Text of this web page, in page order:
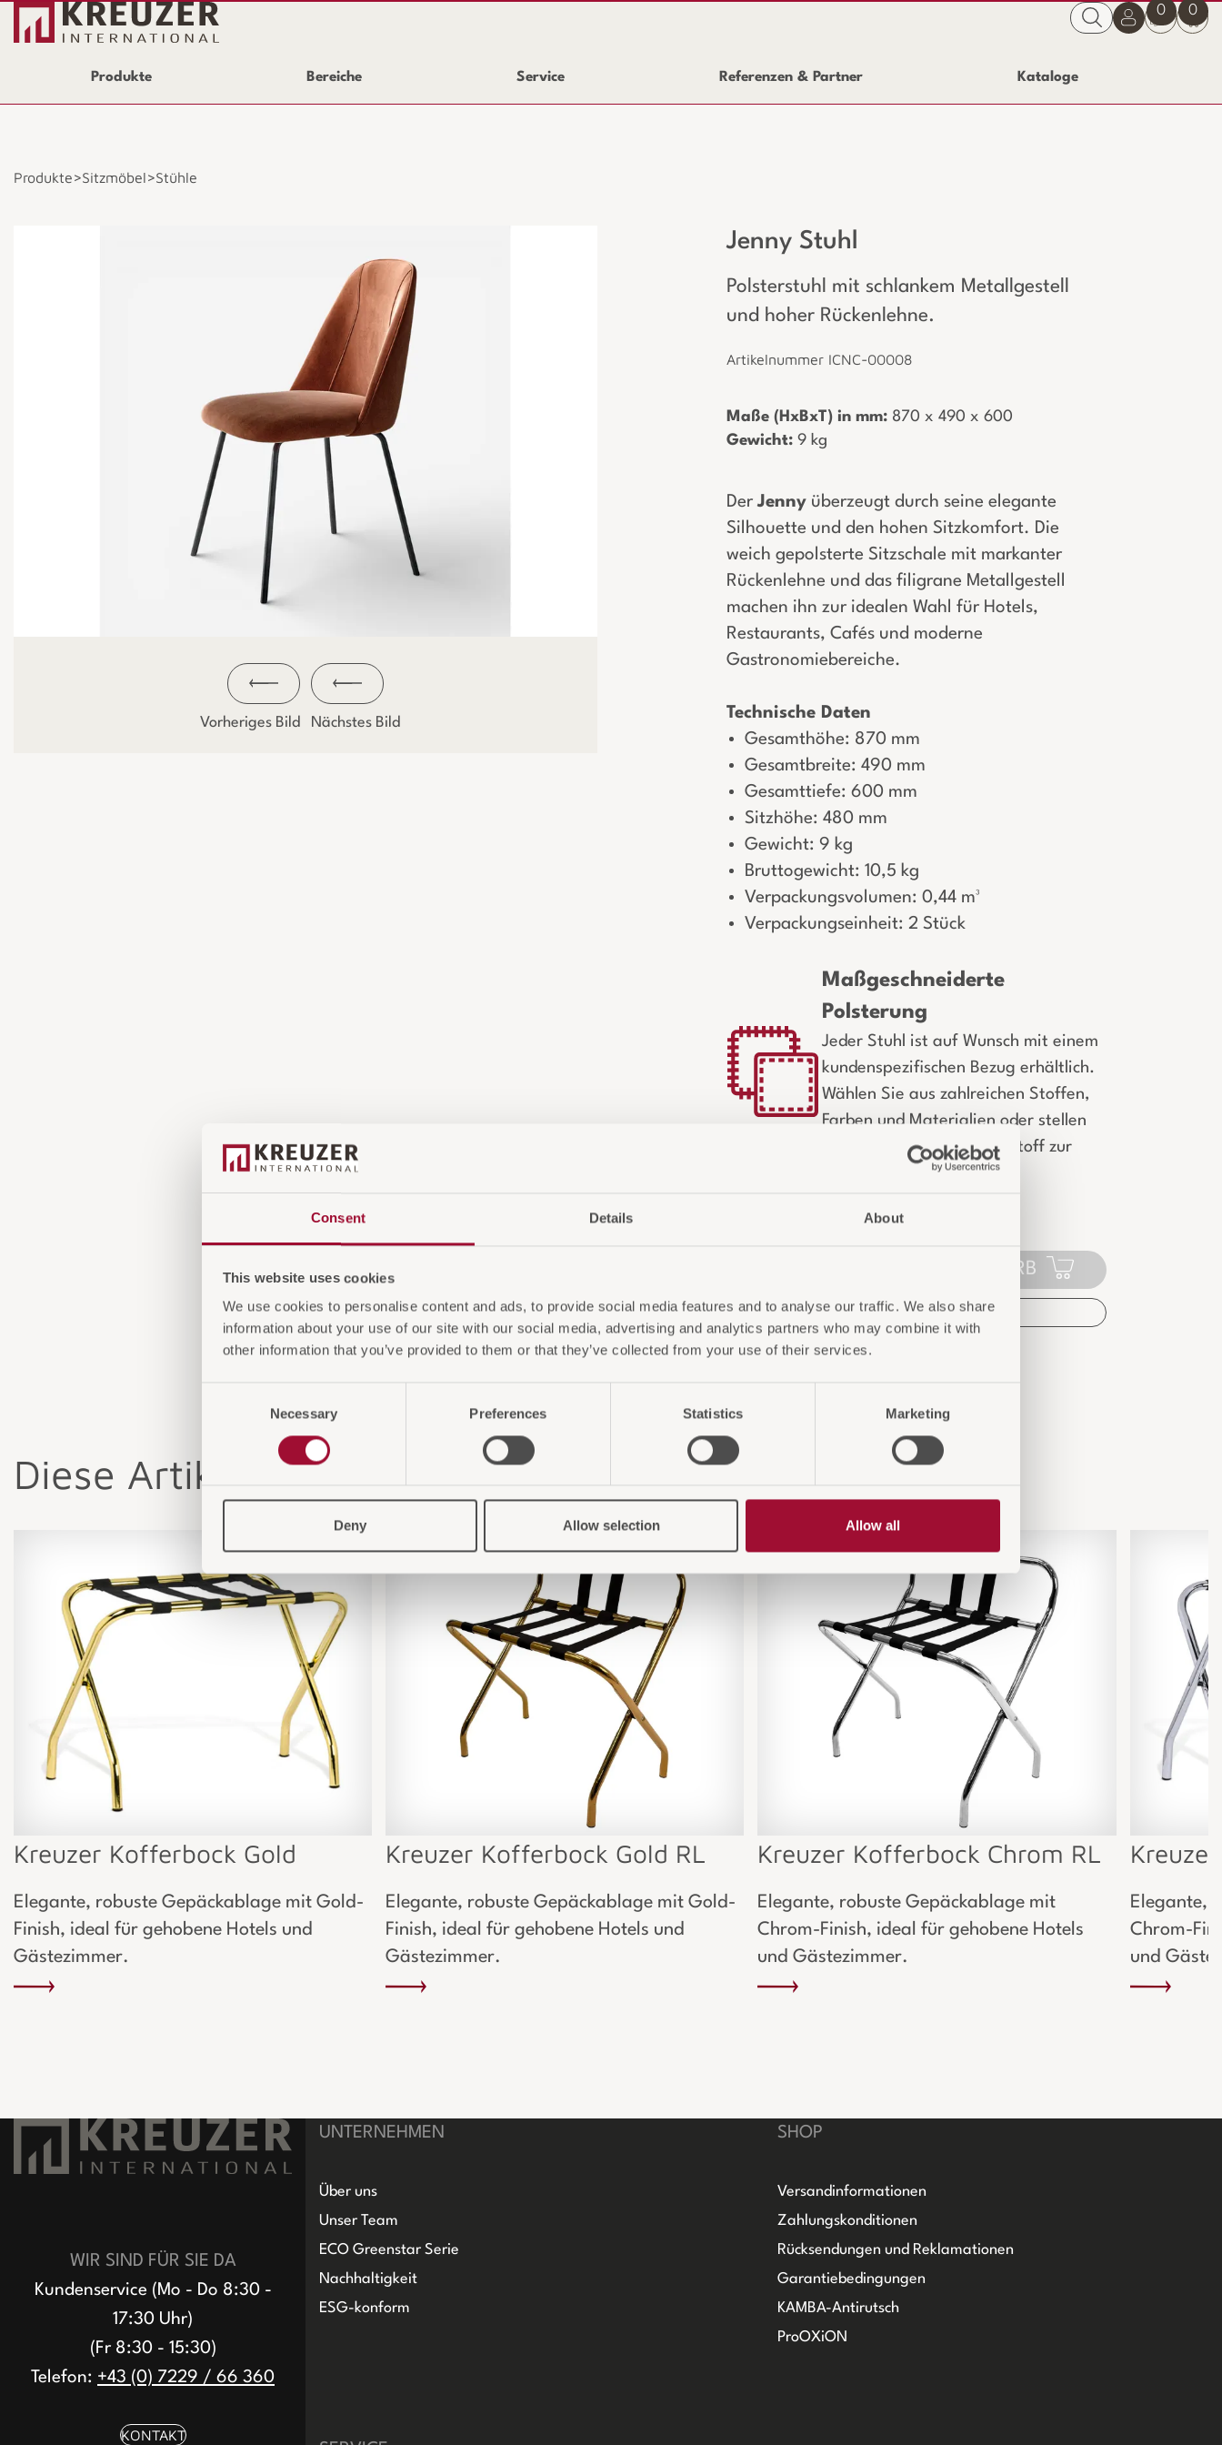
Consent Details About
This website uses cookies
We use cookies to personalise content and ads, to provide social media features and to analyse our traffic. We also share
information about your use of our site with our social media, advertising and analytics partners who may combine it with
other information that you’ve provided to them or that they’ve collected from your use of their services.
Necessary Preferences Statistics Marketing
Deny Allow selection Allow all
0 0
Produkte Bereiche Service Referenzen & Partner Kataloge
Produkte>Sitzmöbel>Stühle
Vorheriges Bild Nächstes Bild
Jenny Stuhl
Polsterstuhl mit schlankem Metallgestell
und hoher Rückenlehne.
Artikelnummer ICNC-00008
Maße (HxBxT) in mm: ­ 870 x 490 x 600
Gewicht: ­ 9 kg
DerJenny überzeugt durch seine elegante
Silhouette und den hohen Sitzkomfort. Die
weich gepolsterte Sitzschale mit markanter
Rückenlehne und das filigrane Metallgestell
machen ihn zur idealen Wahl für Hotels,
Restaurants, Cafés und moderne
Gastronomiebereiche.
Technische Daten
Gesamthöhe: 870 mm
Gesamtbreite: 490 mm
Gesamttiefe: 600 mm
Sitzhöhe: 480 mm
Gewicht: 9 kg
Bruttogewicht: 10,5 kg
Verpackungsvolumen: 0,44 m³
Verpackungseinheit: 2 Stück
Maßgeschneiderte
Polsterung
Jeder Stuhl ist auf Wunsch mit einem
kundenspezifischen Bezug erhältlich.
Wählen Sie aus zahlreichen Stoffen,
Farben und Materialien oder stellen
Sie Ihren eigenen Bezugsstoff zur
IN DEN WARENKORB
AUF DIE ANFRAGELISTE
Diese Artikel könnten Sie auch interessieren
Kreuzer Kofferbock Gold
Elegante, robuste Gepäckablage mit Gold-
Finish, ideal für gehobene Hotels und
Gästezimmer.
Kreuzer Kofferbock Gold RL
Elegante, robuste Gepäckablage mit Gold-
Finish, ideal für gehobene Hotels und
Gästezimmer.
Kreuzer Kofferbock Chrom RL
Elegante, robuste Gepäckablage mit
Chrom-Finish, ideal für gehobene Hotels
und Gästezimmer.
Elegante,
Chrom-
und
WIR SIND FÜR SIE DA
Kundenservice (Mo - Do 8:30 -
17:30 Uhr)
(Fr 8:30 - 15:30)
Telefon: +43 (0) 7229 / 66 360
KONTAKT
UNTERNEHMEN
Über uns
Unser Team
ECO Greenstar Serie
Nachhaltigkeit
ESG-konform
SHOP
Versandinformationen
Zahlungskonditionen
Rücksendungen und Reklamationen
Garantiebedingungen
KAMBA-Antirutsch
ProOXiON